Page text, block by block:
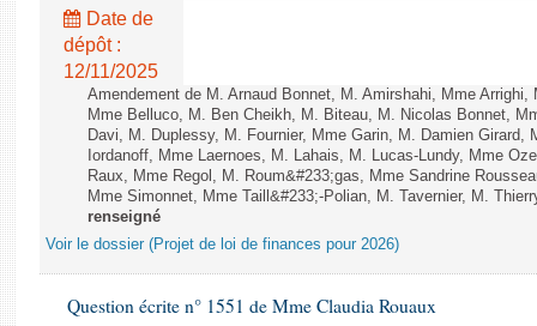
Date de
dépôt :
12/11/2025
Amendement de M. Arnaud Bonnet, M. Amirshahi, Mme
Mme Belluco, M. Ben Cheikh, M. Biteau, M. Nicolas Bonnet,
Davi, M. Duplessy, M. Fournier, Mme Garin, M. Damien Girard,
Iordanoff, Mme Laernoes, M. Lahais, M. Lucas-Lundy, Mme
Raux, Mme Regol, M. Roum&#233;gas, Mme Sandrine
Mme Simonnet, Mme Taill&#233;-Polian, M. Tavernier, M.
renseigné
Voir le dossier (Projet de loi de finances pour 2026)
Question écrite n° 1551 de Mme Claudia Rouaux